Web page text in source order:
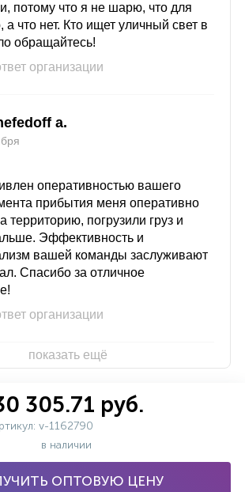
потому что я не шарю, что для
что нет. Кто ищет уличный свет в
обращайтесь!
организации
a.
оперативностью вашего
прибытия меня оперативно
территорию, погрузили груз и
Эффективность и
вашей команды заслуживают
Спасибо за отличное
организации
показать ещё
305.71 руб.
v-1162790
в наличии
ОПТОВУЮ ЦЕНУ